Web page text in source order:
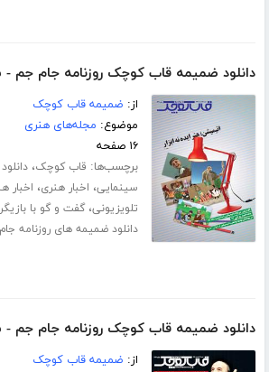
دانلود ضمیمه قاب کوچک روزنامه جام جم -
از: ضمیمه قاب کوچک
موضوع: مجله‌های هنری
۱۶ صفحه
برچسب‌ها: قاب کوچک،
سینمایی، اخبار هنری، اخبار
تلویزیونی،گفت و گو با
دانلود ضمیمه های روزنامه
دانلود ضمیمه قاب کوچک روزنامه جام جم -
از: ضمیمه قاب کوچک